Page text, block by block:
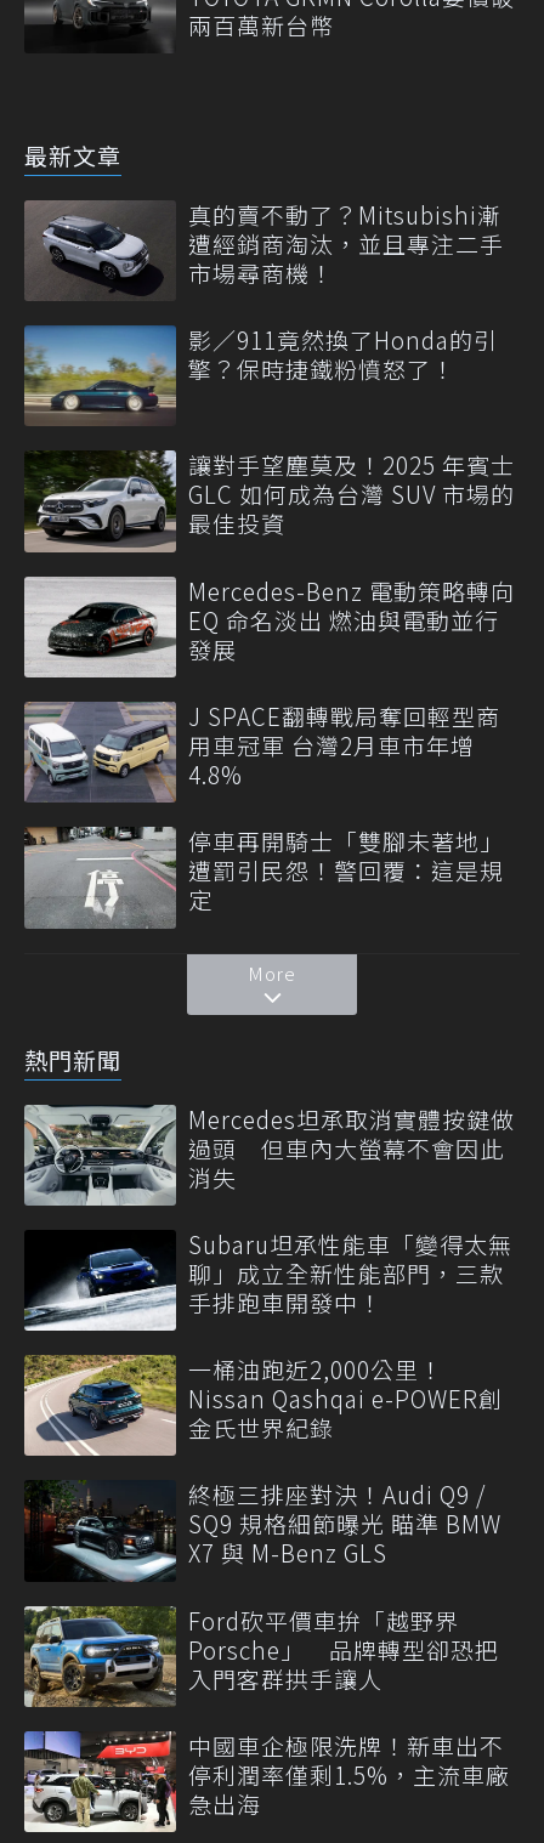
兩百萬新台幣
最新文章
真的賣不動了？Mitsubishi漸
遭經銷商淘汰，並且專注二手
市場尋商機！
影／911竟然換了Honda的引
擎？保時捷鐵粉憤怒了！
讓對手望塵莫及！2025 年賓士
GLC 如何成為台灣 SUV 市場的
最佳投資
Mercedes-Benz 電動策略轉向
EQ 命名淡出 燃油與電動並行
發展
J SPACE翻轉戰局奪回輕型商
用車冠軍 台灣2月車市年增
4.8%
停車再開騎士「雙腳未著地」
遭罰引民怨！警回覆：這是規
定
More
熱門新聞
Mercedes坦承取消實體按鍵做
過頭 但車內大螢幕不會因此
消失
Subaru坦承性能車「變得太無
聊」成立全新性能部門，三款
手排跑車開發中！
一桶油跑近2,000公里！
Nissan Qashqai e-POWER創
金氏世界紀錄
終極三排座對決！Audi Q9 /
SQ9 規格細節曝光 瞄準 BMW
X7 與 M-Benz GLS
Ford砍平價車拚「越野界
Porsche」 品牌轉型卻恐把
入門客群拱手讓人
中國車企極限洗牌！新車出不
停利潤率僅剩1.5%，主流車廠
急出海